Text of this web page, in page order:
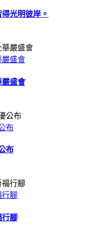
光明彼岸。
嚴盛會
嚴盛會
布
布
腳
行腳